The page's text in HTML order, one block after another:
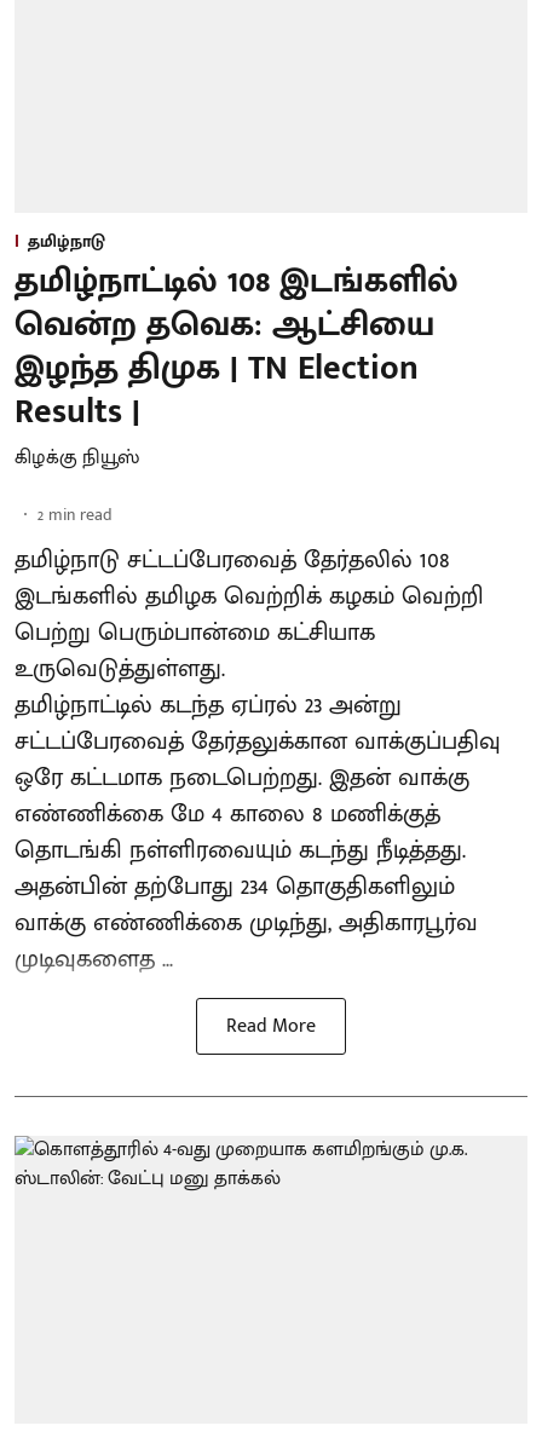
தமிழ்நாடு
தமிழ்நாட்டில் 108 இடங்களில்
வென்ற தவெக: ஆட்சியை
இழந்த திமுக | TN Election
Results |
கிழக்கு நியூஸ்
2 min read
தமிழ்நாடு சட்டப்பேரவைத் தேர்தலில் 108
இடங்களில் தமிழக வெற்றிக் கழகம் வெற்றி
பெற்று பெரும்பான்மை கட்சியாக
உருவெடுத்துள்ளது.
தமிழ்நாட்டில் கடந்த ஏப்ரல் 23 அன்று
சட்டப்பேரவைத் தேர்தலுக்கான வாக்குப்பதிவு
ஒரே கட்டமாக நடைபெற்றது. இதன் வாக்கு
எண்ணிக்கை மே 4 காலை 8 மணிக்குத்
தொடங்கி நள்ளிரவையும் கடந்து நீடித்தது.
அதன்பின் தற்போது 234 தொகுதிகளிலும்
வாக்கு எண்ணிக்கை முடிந்து, அதிகாரபூர்வ
முடிவுகளைத ...
Read More